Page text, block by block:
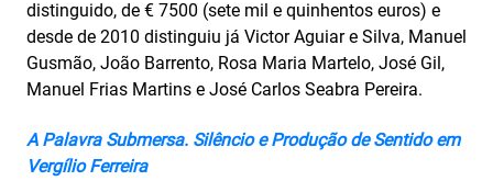
distinguido, de € 7500 (sete mil e quinhentos euros) e
desde de 2010 distinguiu já Victor Aguiar e Silva, Manuel
Gusmão, João Barrento, Rosa Maria Martelo, José Gil,
Manuel Frias Martins e José Carlos Seabra Pereira.
A Palavra Submersa. Silêncio e Produção de Sentido em
Vergílio Ferreira